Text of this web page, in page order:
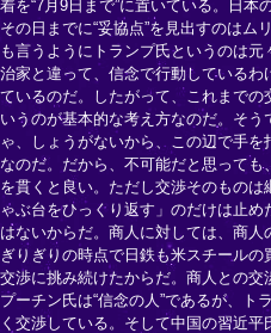
着を“7月9日まで”に置いている。日本
その日までに“妥協点”を見出すのは
も言うようにトランプ氏というのは元
治家と違って、信念で行動しているわ
ているのだ。したがって、これまでの
いうのが基本的な考え方なのだ。そ
ゃ、しょうがないから、この辺で手
なのだ。だから、不可能だと思って
を貫くと良い。ただし交渉そのもの
ゃぶ台をひっくり返す」のだけは止め
はないからだ。商人に対しては、商人
ぎりぎりの時点で日鉄も米スチールの
交渉に挑み続けたからだ。商人との
プーチン氏は“信念の人”であるが、ト
く交渉している。そして中国の習近